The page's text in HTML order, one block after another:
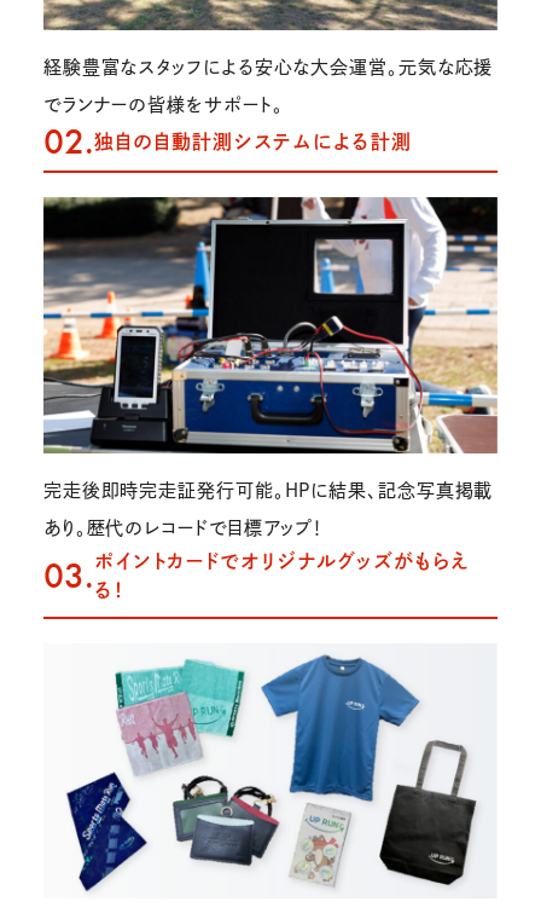
経験豊富なスタッフによる安心な大会運営。元気な応援
でランナーの皆様をサポート。
02.独自の自動計測システムによる計測
完走後即時完走証発行可能。HPに結果、記念写真掲載
あり。歴代のレコードで目標アップ！
03.ポイントカードでオリジナルグッズがもらえ
る！